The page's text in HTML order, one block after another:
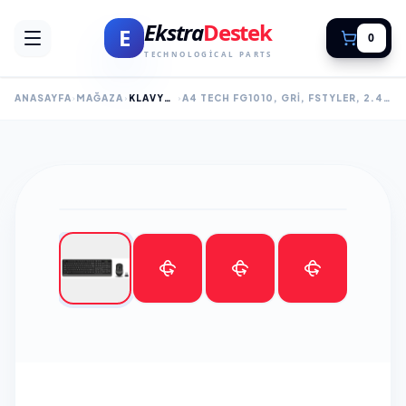
E EkstraDestek
TECHNOLOGICAL PARTS
0
ANASAYFA MAĞAZA KLAVYE MOUSE SET A4 TECH FG1010, GRI, FSTYLER, 2.4GHZ KABLOSUZ, TÜRKÇE Q, KLAVYE MOUSE SET